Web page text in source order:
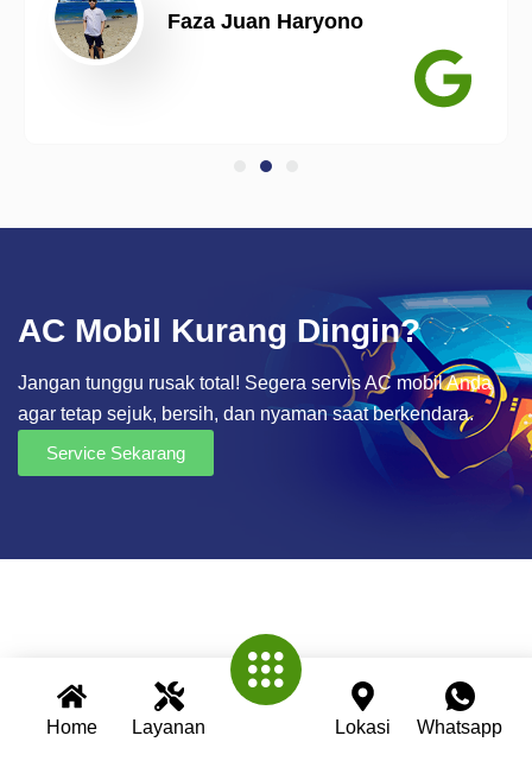
Home Layanan Lokasi Whatsapp
Faza Juan Haryono
AC Mobil Kurang Dingin?
Jangan tunggu rusak total! Segera servis AC mobil Anda
agar tetap sejuk, bersih, dan nyaman saat berkendara.
Service Sekarang